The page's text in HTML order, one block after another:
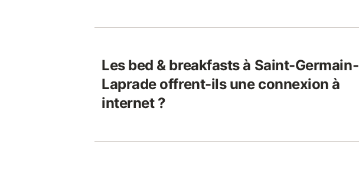
Les bed & breakfasts à Saint-Germain-
Laprade offrent-ils une connexion à
internet ?